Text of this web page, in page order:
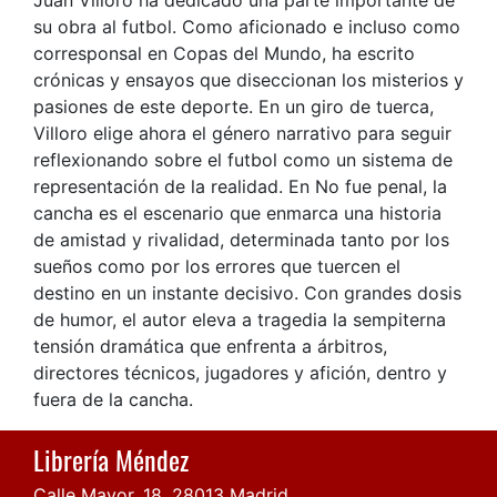
su obra al futbol. Como aficionado e incluso como
corresponsal en Copas del Mundo, ha escrito
crónicas y ensayos que diseccionan los misterios y
pasiones de este deporte. En un giro de tuerca,
Villoro elige ahora el género narrativo para seguir
reflexionando sobre el futbol como un sistema de
representación de la realidad. En No fue penal, la
cancha es el escenario que enmarca una historia
de amistad y rivalidad, determinada tanto por los
sueños como por los errores que tuercen el
destino en un instante decisivo. Con grandes dosis
de humor, el autor eleva a tragedia la sempiterna
tensión dramática que enfrenta a árbitros,
directores técnicos, jugadores y afición, dentro y
fuera de la cancha.
Librería Méndez